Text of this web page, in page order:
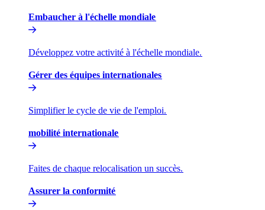
Embaucher à l'échelle mondiale​​
Développez votre activité à l'échelle mondiale.​​
Gérer des équipes internationales​​
Simplifier le cycle de vie de l'emploi.​​
mobilité internationale​​
Faites de chaque relocalisation un succès.​​
Assurer la conformité​​